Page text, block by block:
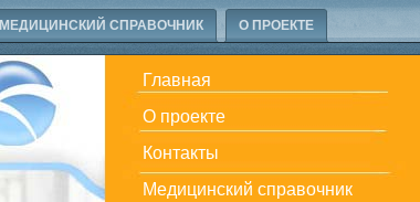
МЕДИЦИНСКИЙ СПРАВОЧНИК О ПРОЕКТЕ
Главная
О проекте
Контакты
Медицинский справочник